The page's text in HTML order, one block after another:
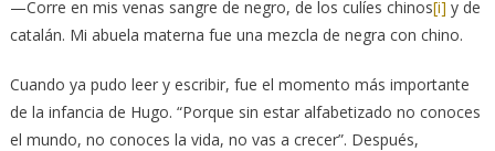
—Corre en mis venas sangre de negro, de los culíes chinos[i] y de
catalán. Mi abuela materna fue una mezcla de negra con chino.
Cuando ya pudo leer y escribir, fue el momento más importante
de la infancia de Hugo. “Porque sin estar alfabetizado no conoces
el mundo, no conoces la vida, no vas a crecer”. Después,